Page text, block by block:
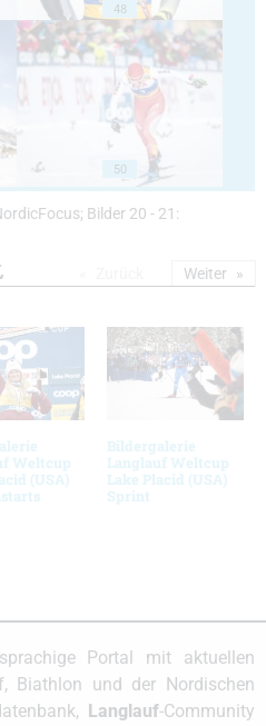
48
50
Bilder 20 - 21:
Weltcup
(USA)
Bildergalerie
Langlauf Weltcup
Lake Placid (USA)
Sprint
Weiter
Portal mit aktuellen
Biathlon und der Nordischen
Langlauf-Community